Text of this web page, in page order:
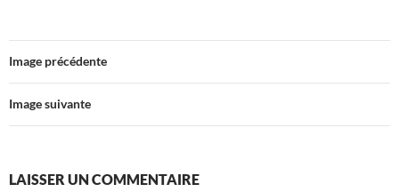
Image précédente
Image suivante
LAISSER UN COMMENTAIRE